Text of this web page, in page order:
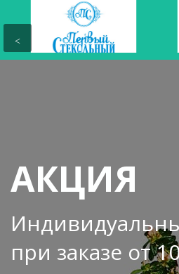
АКЦИЯ
при заказе от